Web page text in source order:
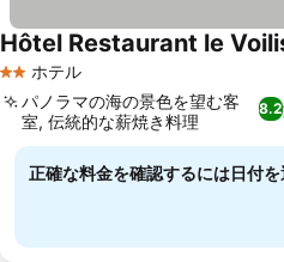
2 ホテルのランク
ホテル
Hôtel Restaurant le
8.2
パノラマの海の景色を望む客
室, 伝統的な薪焼き料理
正確な料金を確認するには日付